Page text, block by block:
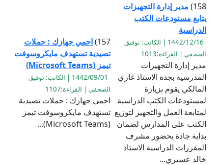
158) مدير إدارة التجهيزات
يتابع مستودعات الكتب
الدراسية
1442/12/16 | الكاتب: توفيق
الصحفي | القراءة:1013
مدير إدارة التجهيزات
المدرسية بجدة الاستاذ غازي
المالكي يقوم بزيارة
لمستودعات الكتب الدراسية
لمتابعة العمل والتجهيز لتوزيع
الكتب على المدارس لضمان
بداية جادة بحضور مشرف
المقررات الدراسية الاستاذ
خالد عسيري...
157) احمي جهازك : حملات
تصيدية تستهدف مايكروسوفت
تيمز (Microsoft Teams)
1442/09/01 | الكاتب: توفيق
الصحفي | القراءة:1107
احمي جهازك : حملات تصيدية
تستهدف مايكروسوفت تيمز
(Microsoft Teams)...